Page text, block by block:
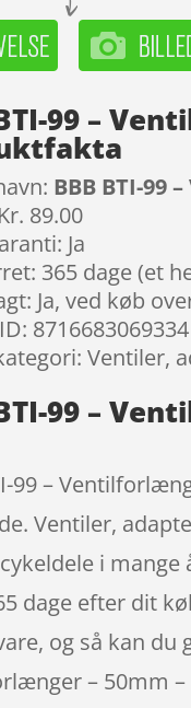
99 –
BBB BTI-99
89.00
Ja
365 dage (et
Ja, ved køb
8716683069334
Ventiler,
99 –
99 –
Ventiler,
i
dage efter dit
og så kan
– 50mm –